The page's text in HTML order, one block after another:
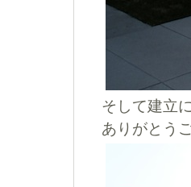
そして建立
ありがとう